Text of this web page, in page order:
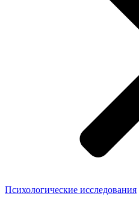
Психологические исследования